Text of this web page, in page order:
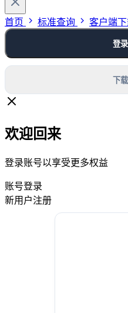
首页 标准查询 客户端
登
下
欢迎回来
登录账号以享受更多权益
账号登录
新用户注册